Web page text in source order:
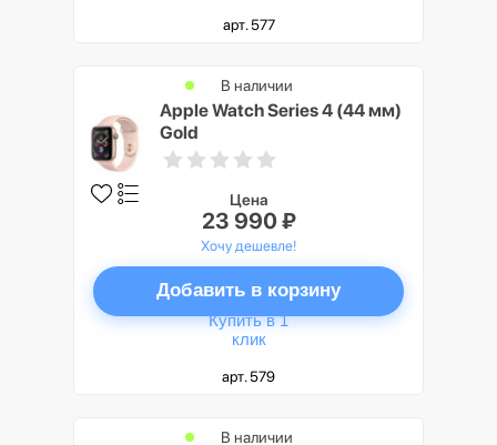
арт. 577
Apple Watch Series 4 (44 мм)
Gold
В наличии
Цена
23 990 ₽
Хочу дешевле!
Добавить в корзину
Купить в 1
клик
арт. 579
В наличии